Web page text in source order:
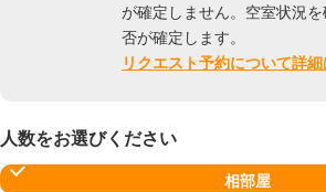
が確定しません。空室状況
否が確定します。
リクエスト予約について詳
人数をお選びください
相部屋